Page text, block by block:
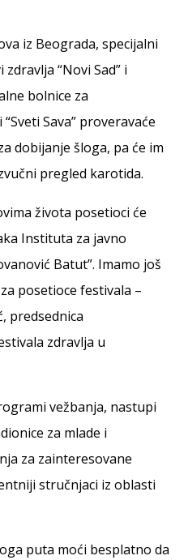
iz Beograda, specijalni
“Novi Sad” i
bolnice za
Sava” proveravaće
dobijanje šloga, pa će im
pregled karotida.
života posetioci će
Instituta za javno
Batut”. Imamo još
posetioce festivala –
predsednica
zdravlja u
vežbanja, nastupi
za mlade i
za zainteresovane
stručnjaci iz oblasti
puta moći besplatno da